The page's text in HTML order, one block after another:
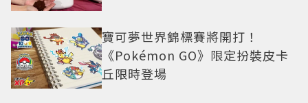
寶可夢世界錦標賽將開打！
《Pokémon GO》限定扮裝皮卡
丘限時登場